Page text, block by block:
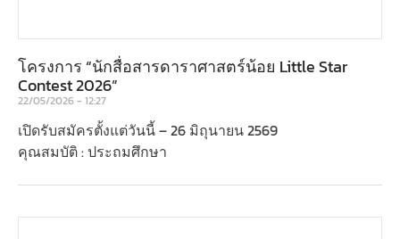
โครงการ “นักสื่อสารดาราศาสตร์น้อย Little Star
Contest 2026”
22/05/2026 12:27
เปิดรับสมัครตั้งแต่วันนี้ – 26 มิถุนายน 2569
คุณสมบัติ : ประถมศึกษา